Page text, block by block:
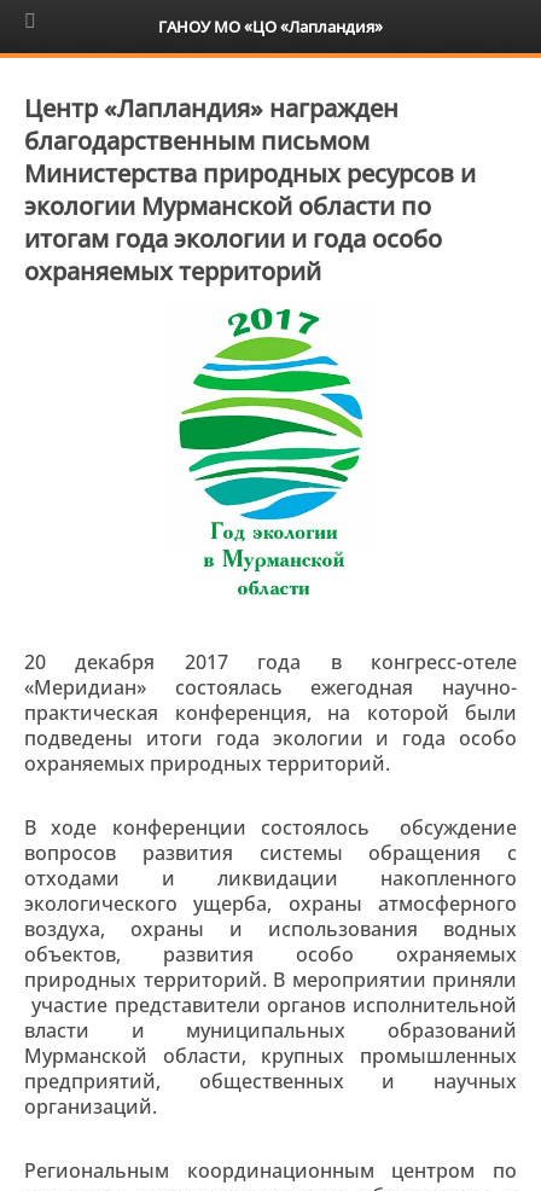
6+
Центр «Лапландия» награжден
благодарственным письмом
Министерства природных ресурсов и
экологии Мурманской области по
итогам года экологии и года особо
охраняемых территорий
20 декабря 2017 года в конгресс-отеле
«Меридиан» состоялась ежегодная научно-
практическая конференция, на которой были
подведены итоги года экологии и года особо
охраняемых природных территорий.
В ходе конференции состоялось обсуждение
вопросов развития системы обращения с
отходами и ликвидации накопленного
экологического ущерба, охраны атмосферного
воздуха, охраны и использования водных
объектов, развития особо охраняемых
природных территорий. В мероприятии приняли
участие представители органов исполнительной
власти и муниципальных образований
Мурманской области, крупных промышленных
предприятий, общественных и научных
организаций.
Региональным координационным центром по
ГАНОУ МО «ЦО «Лапландия»